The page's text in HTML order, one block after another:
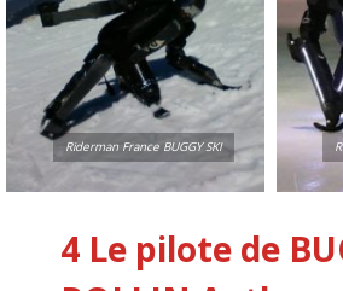
Riderman France BUGGY SKI
4 Le pilote de